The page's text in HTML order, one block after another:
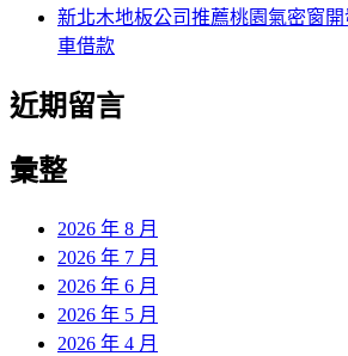
新北木地板公司推薦桃園氣密窗
車借款
近期留言
彙整
2026 年 8 月
2026 年 7 月
2026 年 6 月
2026 年 5 月
2026 年 4 月